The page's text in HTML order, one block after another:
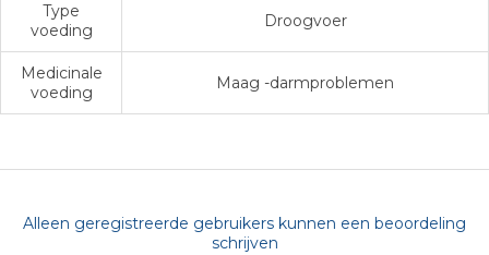
Type
voeding
Droogvoer
Medicinale
voeding
Maag -darmproblemen
Alleen geregistreerde gebruikers kunnen een beoordeling
schrijven